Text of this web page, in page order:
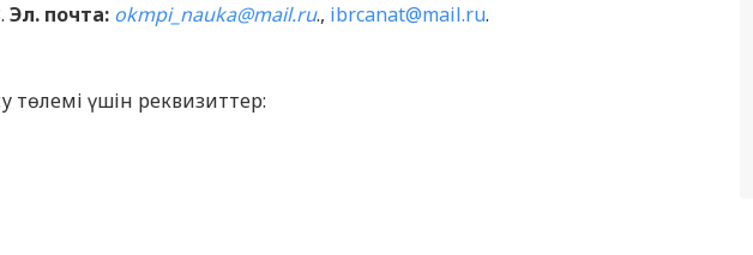
Эл. почта: okmpi_nauka@mail.ru., ibrcanat@mail.ru.
үшін реквизиттер: